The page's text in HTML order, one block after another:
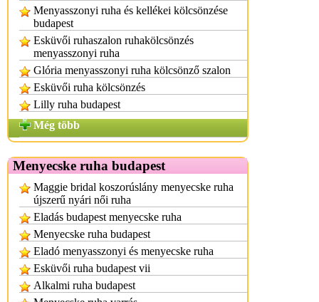
Menyasszonyi ruha és kellékei kölcsönzése
budapest
Esküvői ruhaszalon ruhakölcsönzés
menyasszonyi ruha
Glória menyasszonyi ruha kölcsönző szalon
Esküvői ruha kölcsönzés
Lilly ruha budapest
Még több
Menyecske ruha budapest
Maggie bridal koszorúslány menyecske ruha
újszerű nyári női ruha
Eladás budapest menyecske ruha
Menyecske ruha budapest
Eladó menyasszonyi és menyecske ruha
Esküvői ruha budapest vii
Alkalmi ruha budapest